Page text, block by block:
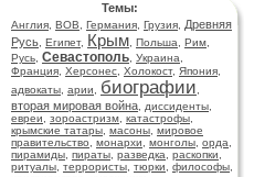
Темы:
Англия ВОВ Германия Грузия
Древняя
Русь Египет, Крым Польша Рим
Русь Севастополь Украина
Франция Херсонес Холокост, Япония
адвокаты арии биографии
вторая мировая война диссиденты
евреи
зороастризм катастрофы
крымские татары масоны мировое
правительство
монархи монголы орда
пирамиды пираты разведка раскопки
ритуалы террористы тюрки философы